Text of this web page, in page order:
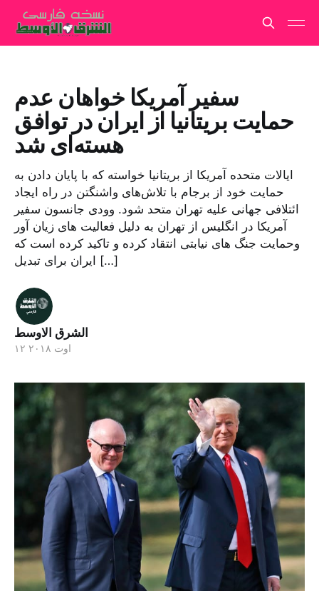
سفیر آمریکا خواهان عدم
حمایت بریتانیا از ایران در توافق
هسته‌ای شد
ایالات متحده آمریکا از بریتانیا خواسته که با پایان دادن به
حمایت خود از برجام با تلاش‌های واشنگتن در راه ایجاد
ائتلافی جهانی علیه تهران متحد شود. وودی جانسون سفیر
آمریکا در انگلیس از تهران به دلیل فعالیت های زیان آور
وحمایت جنگ های نیابتی انتقاد کرده و تاکید کرده است که
ایران برای تبدیل […]
الشرق الاوسط
۱۲ اوت ۲۰۱۸